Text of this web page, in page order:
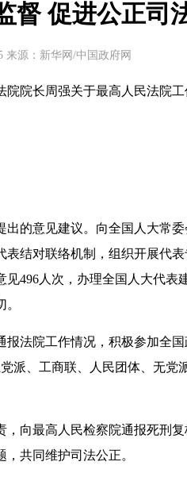
督 促进公正司
来源：新华网/中国政府网
长周强关于最高人民法院工
意见建议。向全国人大常委
结对联络机制，组织开展代
496人次，办理全国人大代表
院工作情况，积极参加全国
派、工商联、人民团体、无党
最高人民检察院通报死刑复
共同维护司法公正。